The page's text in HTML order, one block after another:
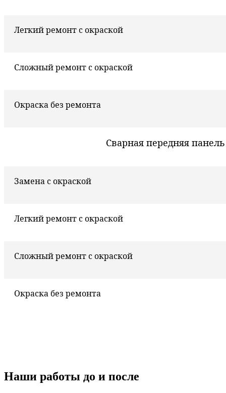
Легкий ремонт с окраской
Сложный ремонт с окраской
Окраска без ремонта
Сварная передняя панель
Замена с окраской
Легкий ремонт с окраской
Сложный ремонт с окраской
Окраска без ремонта
Наши работы до и после